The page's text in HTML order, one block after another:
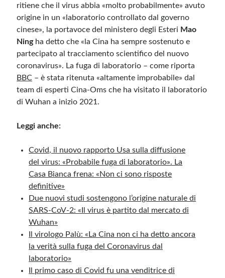
ritiene che il virus abbia «molto probabilmente» avuto
origine in un «laboratorio controllato dal governo
cinese», la portavoce del ministero degli Esteri Mao
Ningha detto che «la Cina ha sempre sostenuto e
partecipato al tracciamento scientifico del nuovo
coronavirus». La fuga di laboratorio – come riporta
BBC – è stata ritenuta «altamente improbabile» dal
team di esperti Cina-Oms che ha visitato il laboratorio
di Wuhan a inizio 2021.
Leggi anche:
Covid, il nuovo rapporto Usa sulla diffusione
del virus: «Probabile fuga di laboratorio». La
Casa Bianca frena: «Non ci sono risposte
definitive»
Due nuovi studi sostengono l’origine naturale di
SARS-CoV-2: «Il virus è partito dal mercato di
Wuhan»
Il virologo Palù: «La Cina non ci ha detto ancora
la verità sulla fuga del Coronavirus dal
laboratorio»
Il primo caso di Covid fu una venditrice di